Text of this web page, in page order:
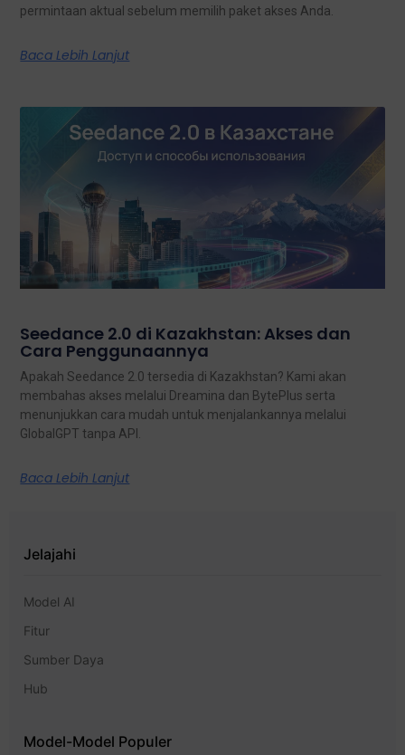
permintaan aktual sebelum memilih paket akses Anda.
Baca Lebih Lanjut
Seedance 2.0 di Kazakhstan: Akses dan
Cara Penggunaannya
Apakah Seedance 2.0 tersedia di Kazakhstan? Kami akan
membahas akses melalui Dreamina dan BytePlus serta
menunjukkan cara mudah untuk menjalankannya melalui
GlobalGPT tanpa API.
Baca Lebih Lanjut
Jelajahi
Model AI
Fitur
Sumber Daya
Hub
Model-Model Populer